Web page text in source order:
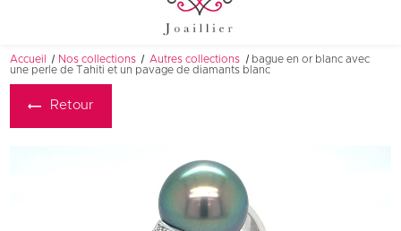
Accueil Nos collections Autres collections
bague en or blanc avec
une perle de Tahiti et un pavage de diamants blanc
Retour